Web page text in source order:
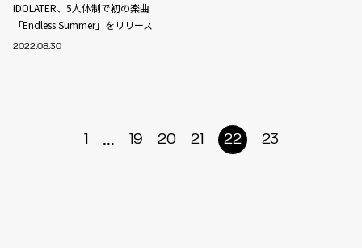
IDOLATER、5人体制で初の楽曲
「Endless Summer」をリリース
2022.08.30
1 ... 19 20 21 22 23